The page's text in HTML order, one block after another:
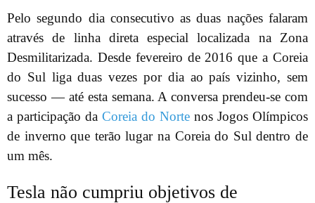
Pelo segundo dia consecutivo as duas nações falaram
através de linha direta especial localizada na Zona
Desmilitarizada. Desde fevereiro de 2016 que a Coreia
do Sul liga duas vezes por dia ao país vizinho, sem
sucesso — até esta semana. A conversa prendeu-se com
a participação da Coreia do Norte nos Jogos Olímpicos
de inverno que terão lugar na Coreia do Sul dentro de
um mês.
Tesla não cumpriu objetivos de